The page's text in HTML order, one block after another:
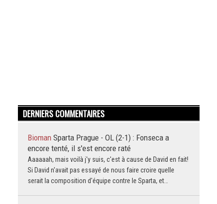
DERNIERS COMMENTAIRES
Bioman Sparta Prague - OL (2-1) : Fonseca a
encore tenté, il s'est encore raté
Aaaaaah, mais voilà j'y suis, c'est à cause de David en fait!
Si David n'avait pas essayé de nous faire croire quelle
serait la composition d'équipe contre le Sparta, et…